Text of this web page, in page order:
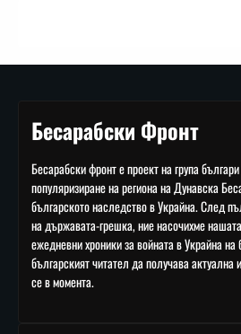
Бесарабски Фронт
Бесарабски фронт е проект на група
популяризиране на региона на Дунавска
българското наследство в Украйна. След
на държавата-грешка, ние насочихме
ежедневни хроники за войната в Украйна
българският читател да получава
се в момента.